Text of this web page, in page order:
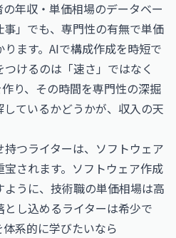
年収・単価相場のデータベー
」でも、専門性の有無で単価
ます。AIで構成作成を時短で
けるのは「速さ」ではなく
作り、その時間を専門性の深掘
ているかどうかが、収入の天
つライターは、ソフトウェア
されます。 ソフトウェア作成
ように、技術職の単価相場は高
し込めるライターは希少で
系的に学びたいなら